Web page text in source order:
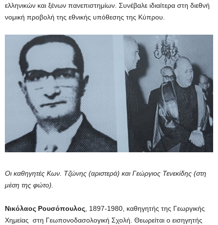
ελληνικών και ξένων πανεπιστημίων. Συνέβαλε ιδιαίτερα στη διεθνή
νομική προβολή της εθνικής υπόθεσης της Κύπρου.
Οι καθηγητές Κων. Τζώνης (αριστερά) και Γεώργιος Τενεκίδης (στη
μέση της φώτο).
Νικόλαος Ρουσόπουλος , 1897-1980, καθηγητής της Γεωργικής
Χημείας στη Γεωπονοδασολογική Σχολή. Θεωρείται ο εισηγητής